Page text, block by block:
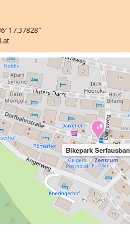
17.37828″
Bikepark Serfausban